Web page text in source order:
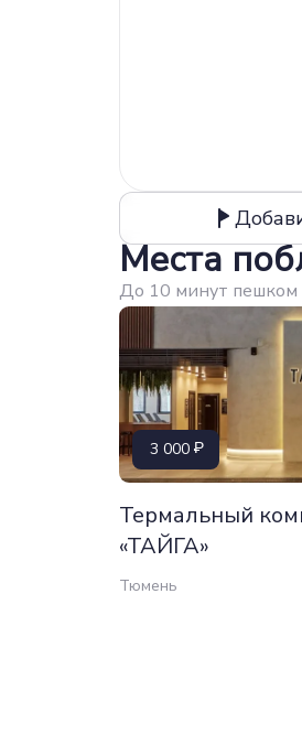
Места
До 10 минут пешком
3 000
Термальный
«ТАЙГА»
Тюмень